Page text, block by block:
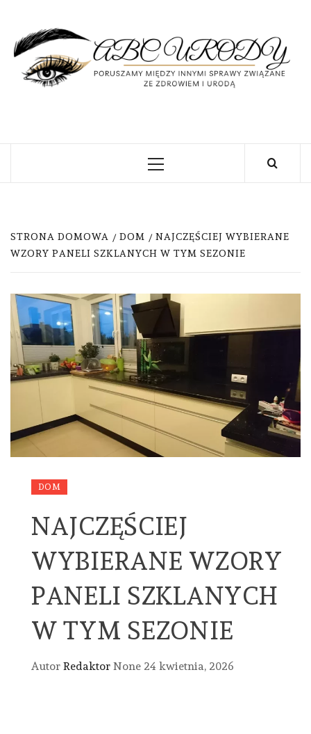
content
Primary
STRONA DOMOWA DOM
NAJCZĘŚCIEJ WYBIERANE
WZORY PANELI SZKLANYCH W TYM SEZONIE
DOM
NAJCZĘŚCIEJ
WYBIERANE WZORY
PANELI SZKLANYCH
W TYM SEZONIE
Autor Redaktor None 24 kwietnia, 2026